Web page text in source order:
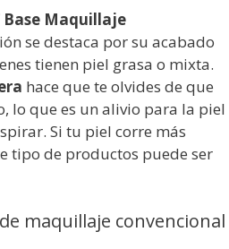
Base Maquillaje
se destaca por su acabado
tienen piel grasa o mixta.
hace que te olvides de que
lo que es un alivio para la piel
Si tu piel corre más
tipo de productos puede ser
maquillaje convencional